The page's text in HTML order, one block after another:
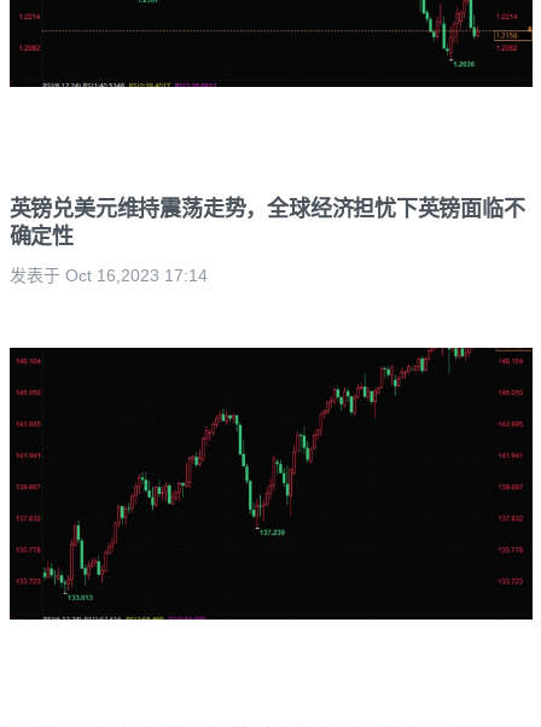
英镑兑美元维持震荡走势，全球经济担忧下英镑面临不
确定性
发表于 Oct 16,2023 17:14